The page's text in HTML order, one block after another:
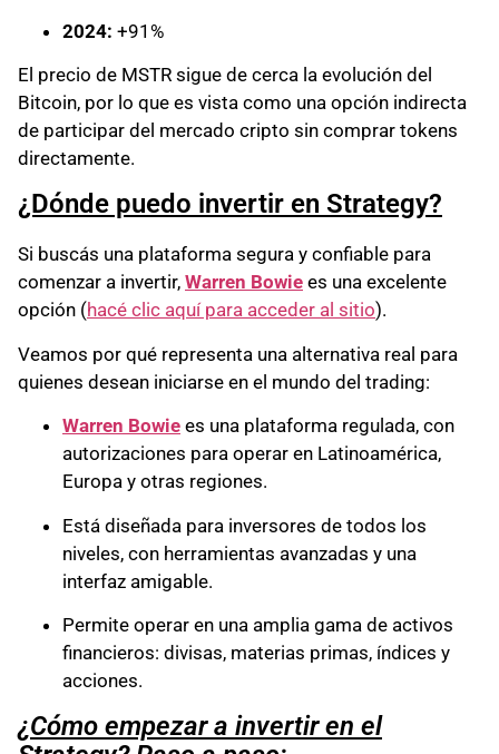
2024: +91%
El precio de MSTR sigue de cerca la evolución del
Bitcoin, por lo que es vista como una opción indirecta
de participar del mercado cripto sin comprar tokens
directamente.
¿Dónde puedo invertir en Strategy?
Si buscás una plataforma segura y confiable para
comenzar a invertir, Warren Bowie es una excelente
opción (hacé clic aquí para acceder al sitio).
Veamos por qué representa una alternativa real para
quienes desean iniciarse en el mundo del trading:
Warren Bowie es una plataforma regulada, con
autorizaciones para operar en Latinoamérica,
Europa y otras regiones.
Está diseñada para inversores de todos los
niveles, con herramientas avanzadas y una
interfaz amigable.
Permite operar en una amplia gama de activos
financieros: divisas, materias primas, índices y
acciones.
¿Cómo empezar a invertir en el